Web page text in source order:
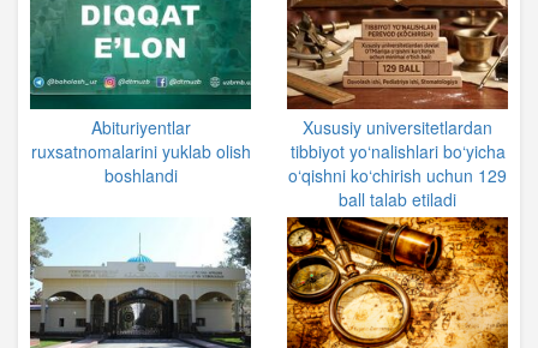
Abituriyentlar
ruxsatnomalarini yuklab olish
boshlandi
Xususiy universitetlardan
tibbiyot yo‘nalishlari bo‘yicha
o‘qishni ko‘chirish uchun 129
ball talab etiladi